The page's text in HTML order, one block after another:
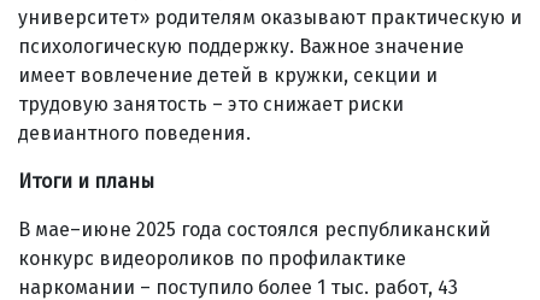
университет» родителям оказывают практическую и
психологическую поддержку. Важное значение
имеет вовлечение детей в кружки, секции и
трудовую занятость – это снижает риски
девиантного поведения.
Итоги и планы
В мае–июне 2025 года состоялся республиканский
конкурс видеороликов по профилактике
наркомании – поступило более 1 тыс. работ, 43